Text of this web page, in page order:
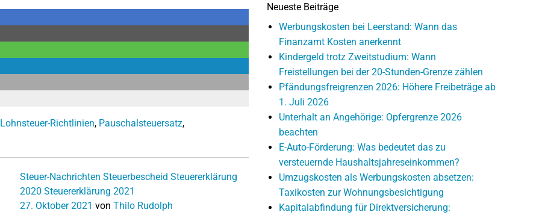
Lohnsteuer-Richtlinien, Pauschalsteuersatz,
Steuer-Nachrichten Steuerbescheid Steuererklärung
2020 Steuererklärung 2021
27. Oktober 2021 von Thilo Rudolph
Neueste Beiträge
Werbungskosten bei Leerstand: Wann das
Finanzamt Kosten anerkennt
Kindergeld trotz Zweitstudium: Wann
Freistellungen bei der 20-Stunden-Grenze zählen
Pfändungsfreigrenzen 2026: Höhere Freibeträge ab
1. Juli 2026
Unterhalt an Angehörige: Opfergrenze 2026
beachten
E-Auto-Förderung: Was bedeutet das zu
versteuernde Haushaltsjahreseinkommen?
Umzugskosten als Werbungskosten absetzen:
Taxikosten zur Wohnungsbesichtigung
Kapitalabfindung für Direktversicherung: